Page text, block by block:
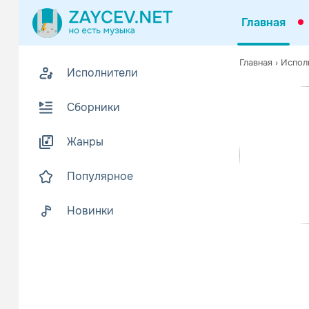
Главная
Исполнители
Сборники
Жанры
Популярное
Новинки
Главная ›
Azam Ali